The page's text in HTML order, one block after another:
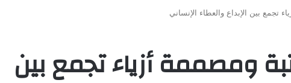
بين الإبداع والعطاء الإنساني
ومصممة أزياء تجمع بين